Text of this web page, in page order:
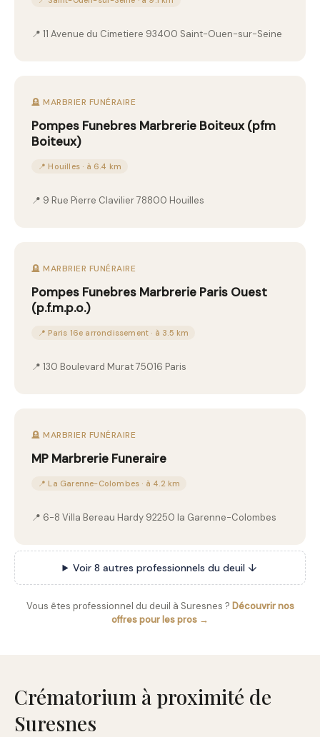
📍 11 Avenue du Cimetiere 93400 Saint-Ouen-sur-Seine
🪦 MARBRIER FUNÉRAIRE
Pompes Funebres Marbrerie Boiteux (pfm
Boiteux)
📍 Houilles · à 6.4 km
📍 9 Rue Pierre Clavilier 78800 Houilles
🪦 MARBRIER FUNÉRAIRE
Pompes Funebres Marbrerie Paris Ouest
(p.f.m.p.o.)
📍 Paris 16e arrondissement · à 3.5 km
📍 130 Boulevard Murat 75016 Paris
🪦 MARBRIER FUNÉRAIRE
MP Marbrerie Funeraire
📍 La Garenne-Colombes · à 4.2 km
📍 6-8 Villa Bereau Hardy 92250 la Garenne-Colombes
Voir 8 autres professionnels du deuil ↓
Vous êtes professionnel du deuil à Suresnes ? Découvrir nos
offres pour les pros →
Crématorium à proximité de
Suresnes